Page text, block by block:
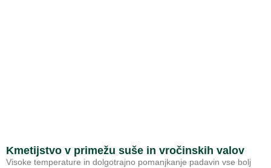
Kmetijstvo v primežu suše in vročinskih valov
Visoke temperature in dolgotrajno pomanjkanje padavin vse bolj